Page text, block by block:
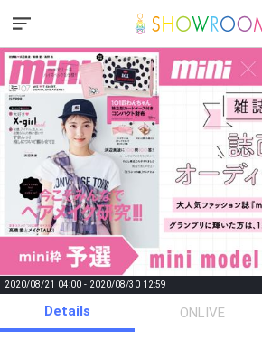
2020/08/21 04:00 - 2020/08/30 12:59
Gifting
Details ONLIVE